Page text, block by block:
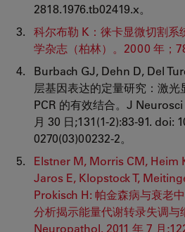
2818.1976.tb02419.x。
科尔布勒 K：徕卡显微切割系
学杂志（柏林）。2000 年；
Burbach GJ, Dehn D, Del
层基因表达的定量研究：激光
PCR 的有效结合。J
月 30 日;131(1-2):83-91. doi:
0270(03)00232-2。
Elstner M, Morris CM, Heim
Jaros E, Klopstock T,
Prokisch H: 帕金森病与衰老
分析揭示能量代谢转录失调
Neuropathol. 2011 年 7 月